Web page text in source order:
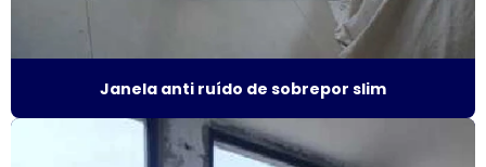
Fabricante esquadrias alumínio
Fabricante de janela acústica
Fabricante de janela de alumínio sobreposta
Janela anti ruído de sobrepor slim